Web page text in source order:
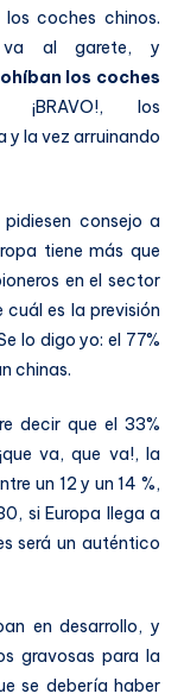
coches chinos.
al garete, y
los coches
¡BRAVO!, los
y la vez arruinando
consejo a
tiene más que
en el sector
es la previsión
lo digo yo: el 77%
chinas.
decir que el 33%
va, que va!, la
un 12 y un 14 %,
si Europa llega a
será un auténtico
en desarrollo, y
gravosas para la
se debería haber